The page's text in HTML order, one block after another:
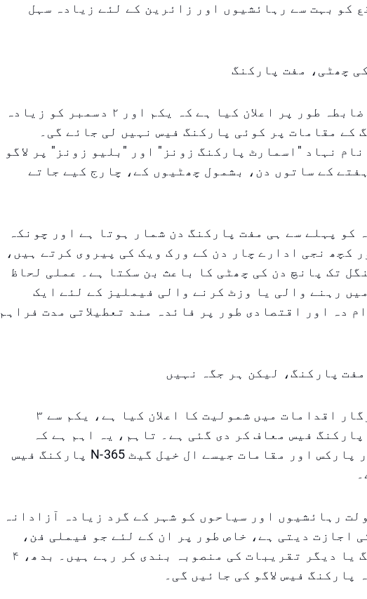
کو بہت سے رہائشیوں اور زائرین کے لئے زیادہ سہل
چھٹی، مفت پارکنگ
شارجہ شہر نے باضابطہ طور پر اعلان کیا ہے کہ یکم اور ۲ دسمبر کو زیادہ
کے مقامات پر کوئی پارکنگ فیس نہیں لی جائے گی۔
نہاد "اسمارٹ پارکنگ زونز" اور "بلیو زونز" پر لاگو
کے ساتوں دن، بشمول چھٹیوں کے، چارج کیے جاتے
کو پہلے سے ہی مفت پارکنگ دن شمار ہوتا ہے اور چونکہ
کچھ نجی ادارے چار دن کے ورک ویک کی پیروی کرتے ہیں،
تک پانچ دن کی چھٹی کا باعث بن سکتا ہے۔ عملی لحاظ
رہنے والی یا وزٹ کرنے والی فیملیز کے لئے ایک
دہ اور اقتصادی طور پر فائدہ مند تعطیلاتی مدت فراہم
پارکنگ، لیکن ہر جگہ نہیں
دبئی نے بھی سازگار اقدامات میں شمولیت کا اعلان کیا ہے، یکم سے ۳
فیس معاف کر دی گئی ہے۔ تاہم، یہ اہم ہے کہ
ملٹی اسٹوری کار پارکس اور مقامات جیسے ال خیل گیٹ N-365 پارکنگ فیس
رہائشیوں اور سیاحوں کو شہر کے گرد زیادہ آزادانہ
اجازت دیتی ہے، خاص طور پر ان کے لئے جو فیملی فن،
چھٹیوں کی شاپنگ یا دیگر تقریبات کی منصوبہ بندی کر رہے ہیں۔ بدھ، ۴
پارکنگ فیس لاگو کی جائیں گی۔